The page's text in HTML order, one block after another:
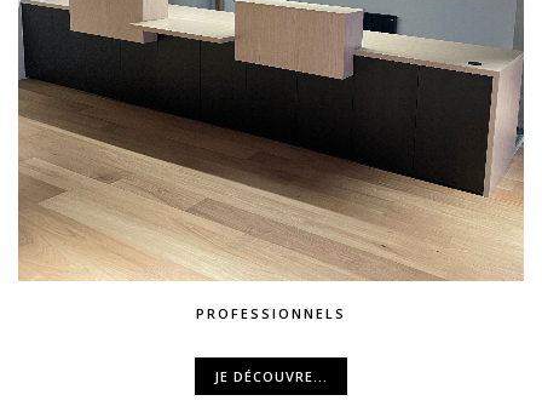
PROFESSIONNELS
JE DÉCOUVRE...